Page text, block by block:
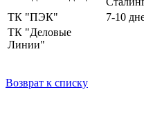
ТК "ПЭК" 7-10
ТК "Деловые
Линии"
Возврат к списку